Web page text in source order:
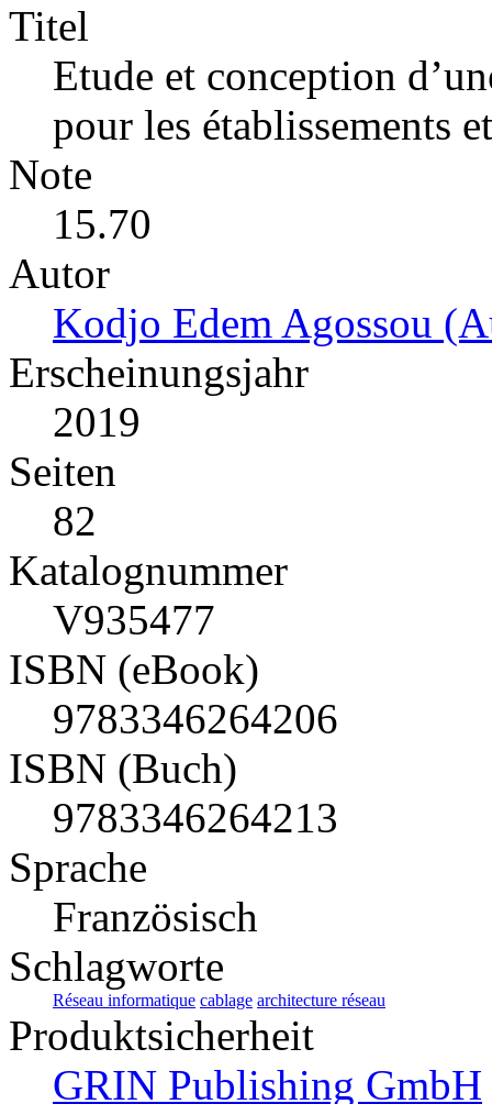
Titel
Etude et conception
pour les établissements
Note
15.70
Autor
Kodjo Edem Agossou
Erscheinungsjahr
2019
Seiten
82
Katalognummer
V935477
ISBN (eBook)
9783346264206
ISBN (Buch)
9783346264213
Sprache
Französisch
Schlagworte
Réseau informatique cablage architecture réseau
Produktsicherheit
GRIN Publishing GmbH